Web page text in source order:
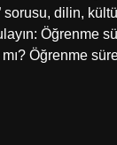
sorusu, dilin,
Öğrenme
Öğrenme